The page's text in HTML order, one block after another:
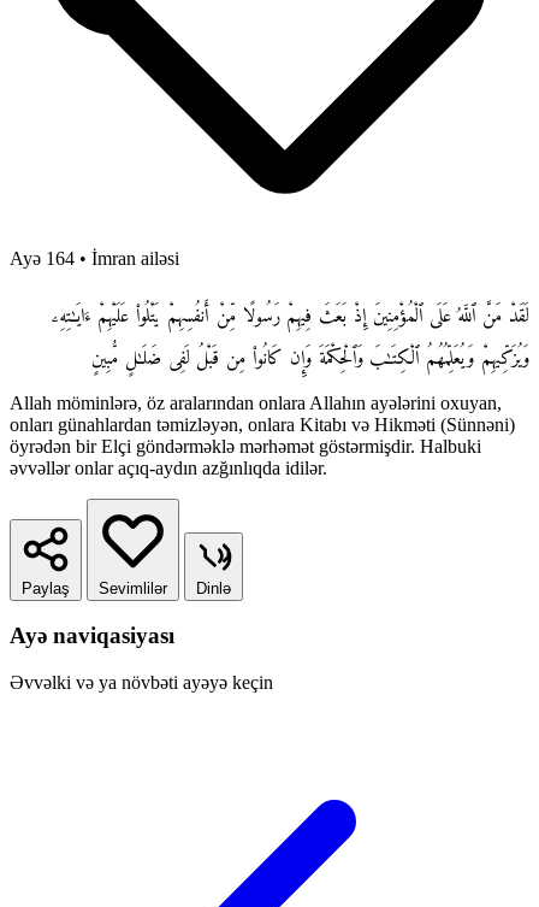
Ayə 164 • İmran ailəsi
لَقَدْ مَنَّ ٱللَّهُ عَلَى ٱلْمُؤْمِنِينَ إِذْ بَعَثَ فِيهِمْ رَسُولًا مِّنْ أَنفُسِهِمْ يَتْلُوا۟ عَلَيْهِمْ ءَايَـٰتِهِۦ
وَيُزَكِّيهِمْ وَيُعَلِّمُهُمُ ٱلْكِتَـٰبَ وَٱلْحِكْمَةَ وَإِن كَانُوا۟ مِن قَبْلُ لَفِى ضَلَـٰلٍ مُّبِينٍ
Allah möminlərə, öz aralarından onlara Allahın ayələrini oxuyan,
onları günahlardan təmizləyən, onlara Kitabı və Hikməti (Sünnəni)
öyrədən bir Elçi göndərməklə mərhəmət göstərmişdir. Halbuki
əvvəllər onlar açıq-aydın azğınlıqda idilər.
Paylaş Sevimlilər Dinlə
Ayə naviqasiyası
Əvvəlki və ya növbəti ayəyə keçin